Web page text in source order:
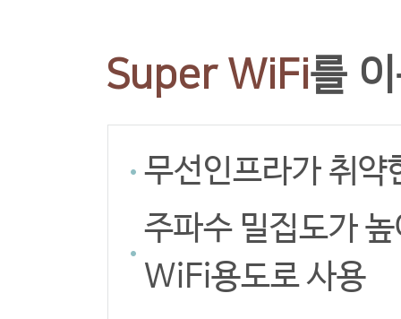
Super WiFi를
무선인프라가 취약
주파수 밀집도가
WiFi용도로 사용